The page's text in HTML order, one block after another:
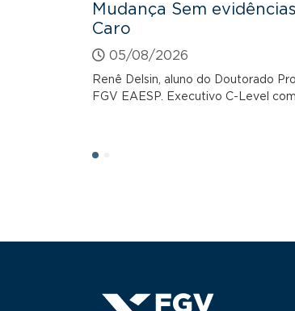
Mudança Sem
Caro
05/08/2026
Renê Delsin, aluno do Doutorado
FGV EAESP. Executivo C-Level